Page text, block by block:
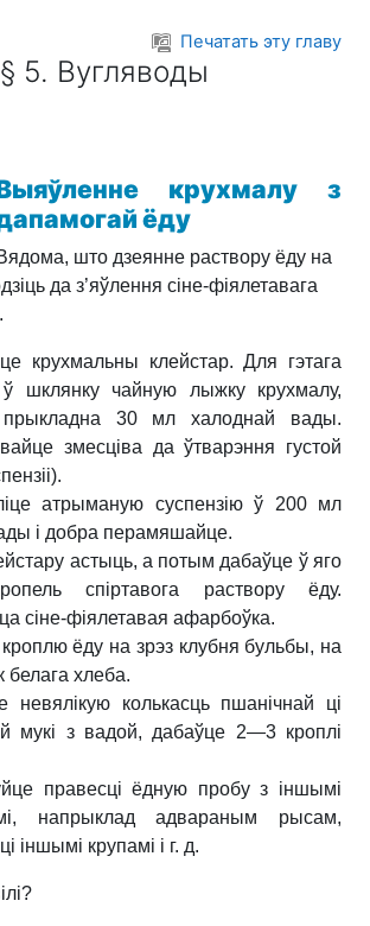
Печатать эту главу
§ 5. Вугляводы
крухмалу з
ёду
што дзеянне раствору ёду на
да з’яўлення сіне-фіялетавага
крухмальны клейстар. Для гэтага
шклянку чайную лыжку крухмалу,
прыкладна 30 мл халоднай вады.
змесціва да ўтварэння густой
атрыманую суспензію ў 200 мл
і добра перамяшайце.
астыць, а потым дабаўце ў яго
спіртавога раствору ёду.
сіне-фіялетавая афарбоўка.
ёду на зрэз клубня бульбы, на
белага хлеба.
невялікую колькасць пшанічнай ці
мукі з вадой, дабаўце 2—3 кроплі
правесці ёдную пробу з іншымі
напрыклад адвараным рысам,
іншымі крупамі і г. д.